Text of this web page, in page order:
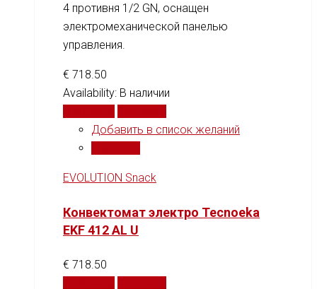
4 противня 1/2 GN, оснащен
электромеханической панелью
управления.
€ 718.50
Availability: В наличии
Добавить в список желаний
EVOLUTION Snack
Конвектомат электро Tecnoeka
EKF 412 AL U
€ 718.50